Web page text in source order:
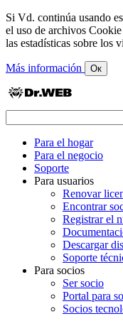
Si Vd. continúa usando
el uso de archivos
las estadísticas sobre los
Más información Ок
Para el hogar
Para el negocio
Soporte
Para usuarios
Renovar
Encontrar
Registrar el
Descargar
Soporte
Para socios
Ser socio
Portal para
Socios